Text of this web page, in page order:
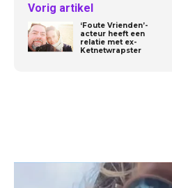
Vorig artikel
‘Foute Vrienden’-
acteur heeft een
relatie met ex-
Ketnetwrapster